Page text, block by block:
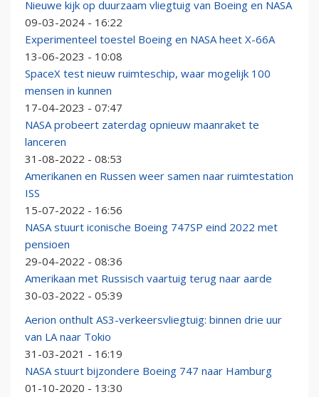
Nieuwe kijk op duurzaam vliegtuig van Boeing en NASA
09-03-2024 - 16:22
Experimenteel toestel Boeing en NASA heet X-66A
13-06-2023 - 10:08
SpaceX test nieuw ruimteschip, waar mogelijk 100
mensen in kunnen
17-04-2023 - 07:47
NASA probeert zaterdag opnieuw maanraket te
lanceren
31-08-2022 - 08:53
Amerikanen en Russen weer samen naar ruimtestation
ISS
15-07-2022 - 16:56
NASA stuurt iconische Boeing 747SP eind 2022 met
pensioen
29-04-2022 - 08:36
Amerikaan met Russisch vaartuig terug naar aarde
30-03-2022 - 05:39
Aerion onthult AS3-verkeersvliegtuig: binnen drie uur
van LA naar Tokio
31-03-2021 - 16:19
NASA stuurt bijzondere Boeing 747 naar Hamburg
01-10-2020 - 13:30